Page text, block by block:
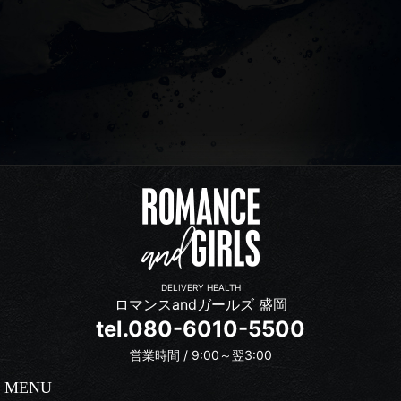
DELIVERY HEALTH
ロマンスandガールズ 盛岡
tel.080-6010-5500
営業時間 / 9:00～翌3:00
MENU